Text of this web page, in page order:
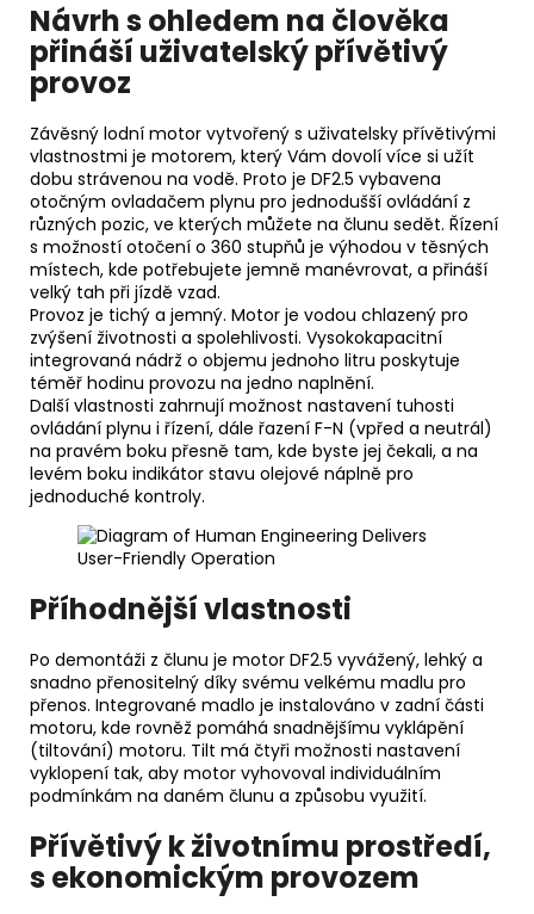
Návrh s ohledem na člověka
přináší uživatelský přívětivý
provoz
Závěsný lodní motor vytvořený s uživatelsky přívětivými
vlastnostmi je motorem, který Vám dovolí více si užít
dobu strávenou na vodě. Proto je DF2.5 vybavena
otočným ovladačem plynu pro jednodušší ovládání z
různých pozic, ve kterých můžete na člunu sedět. Řízení
s možností otočení o 360 stupňů je výhodou v těsných
místech, kde potřebujete jemně manévrovat, a přináší
velký tah při jízdě vzad.
Provoz je tichý a jemný. Motor je vodou chlazený pro
zvýšení životnosti a spolehlivosti. Vysokokapacitní
integrovaná nádrž o objemu jednoho litru poskytuje
téměř hodinu provozu na jedno naplnění.
Další vlastnosti zahrnují možnost nastavení tuhosti
ovládání plynu i řízení, dále řazení F-N (vpřed a neutrál)
na pravém boku přesně tam, kde byste jej čekali, a na
levém boku indikátor stavu olejové náplně pro
jednoduché kontroly.
Příhodnější vlastnosti
Po demontáži z člunu je motor DF2.5 vyvážený, lehký a
snadno přenositelný díky svému velkému madlu pro
přenos. Integrované madlo je instalováno v zadní části
motoru, kde rovněž pomáhá snadnějšímu vyklápění
(tiltování) motoru. Tilt má čtyři možnosti nastavení
vyklopení tak, aby motor vyhovoval individuálním
podmínkám na daném člunu a způsobu využití.
Přívětivý k životnímu prostředí,
s ekonomickým provozem